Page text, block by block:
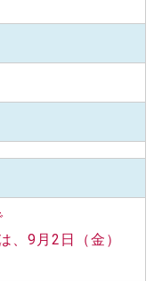
、9月2日（金）